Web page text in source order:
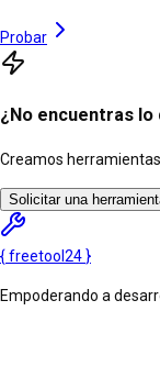
Probar
¿No encuentras lo
Creamos
Solicitar una
{freetool 24 }
Empoderando a